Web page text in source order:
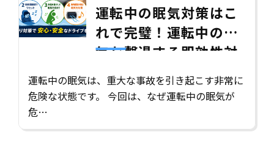
運転中の眠気対策はこ
れで完璧！運転中の眠
気を撃退する即効性対
策5選！
運転中の眠気は、重大な事故を引き起こす非常に
危険な状態です。 今回は、なぜ運転中の眠気が
危…